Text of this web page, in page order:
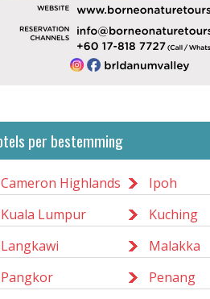
per bestemming
Cameron Highlands
Ipoh
Kuala Lumpur
Kuching
Langkawi
Malakka
Pangkor
Penang